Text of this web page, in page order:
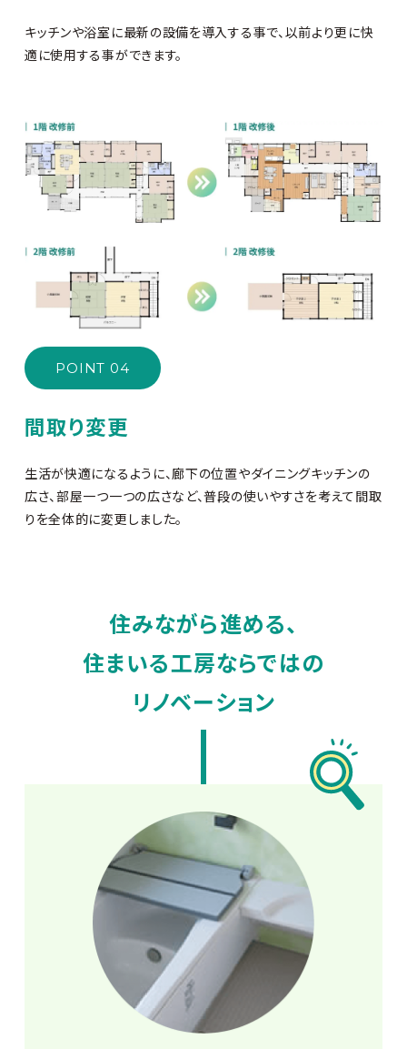
キッチンや浴室に最新の設備を導入する事で、以前より更に快
適に使用する事ができます。
POINT 04
間取り変更
生活が快適になるように、廊下の位置やダイニングキッチンの
広さ、部屋一つ一つの広さなど、普段の使いやすさを考えて間取
りを全体的に変更しました。
住みながら進める、
住まいる工房ならではの
リノベーション